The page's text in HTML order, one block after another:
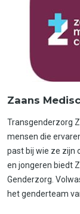
Zaans
Transgenderzorg
mensen die
past bij wie ze zijn
en jongeren biedt
Genderzorg.
het genderteam